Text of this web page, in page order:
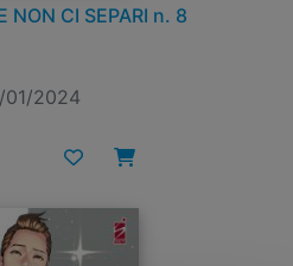
NON CI SEPARI n. 8
01/2024